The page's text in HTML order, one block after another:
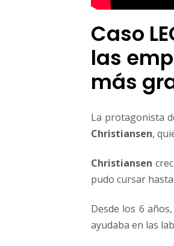
m
p
e
r
i
o
n
l
q
e
s
Caso
las
más
La protagonista
Christiansen,
Christiansen
pudo cursar
Desde los 6
ayudaba en las